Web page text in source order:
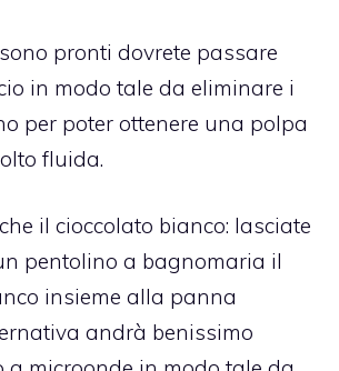
pronti dovrete passare
in modo tale da eliminare i
per poter ottenere una polpa
fluida.
il cioccolato bianco: lasciate
pentolino a bagnomaria il
insieme alla panna
andrà benissimo